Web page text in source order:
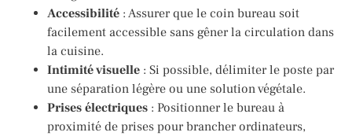
Accessibilité : Assurer que le coin bureau soit
facilement accessible sans gêner la circulation dans
la cuisine.
Intimité visuelle : Si possible, délimiter le poste par
une séparation légère ou une solution végétale.
Prises électriques : Positionner le bureau à
proximité de prises pour brancher ordinateurs,